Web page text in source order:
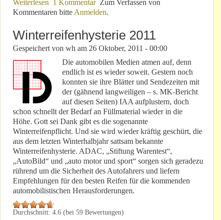
Weiterlesen über Guten Tag!
1 Kommentar Zum Verfassen von
Kommentaren bitte Anmelden.
Winterreifenhysterie 2011
Gespeichert von wh am 26 Oktober, 2011 - 00:00
Die automobilen Medien atmen auf, denn
endlich ist es wieder soweit. Gestern noch
konnten sie ihre Blätter und Sendezeiten mit
der (gähnend langweiligen – s. MK-Bericht
auf diesen Seiten) IAA aufplustern, doch
schon schnellt der Bedarf an Füllmaterial wieder in die
Höhe. Gott sei Dank gibt es die sogenannte
Winterreifenpflicht. Und sie wird wieder kräftig geschürt, die
aus dem letzten Winterhalbjahr sattsam bekannte
Winterreifenhysterie. ADAC, „Stiftung Warentest“,
„AutoBild“ und „auto motor und sport“ sorgen sich geradezu
rührend um die Sicherheit des Autofahrers und liefern
Empfehlungen für den besten Reifen für die kommenden
automobilistischen Herausforderungen.
Durchschnitt: 4.6 (bei 59 Bewertungen)